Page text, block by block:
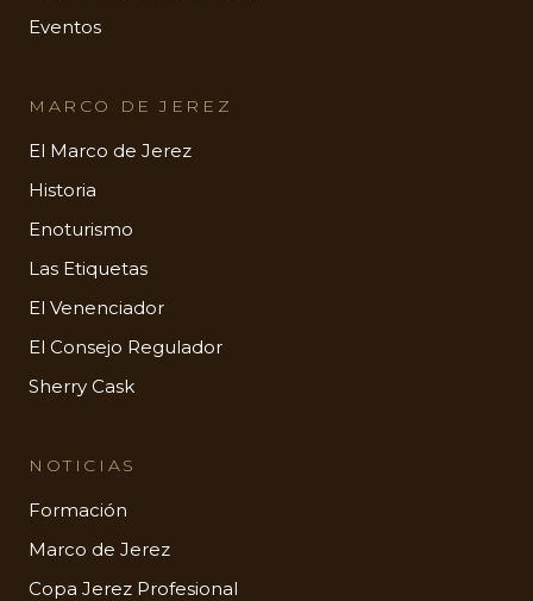
Eventos
MARCO DE JEREZ
El Marco de Jerez
Historia
Enoturismo
Las Etiquetas
El Venenciador
El Consejo Regulador
Sherry Cask
NOTICIAS
Formación
Marco de Jerez
Copa Jerez Profesional